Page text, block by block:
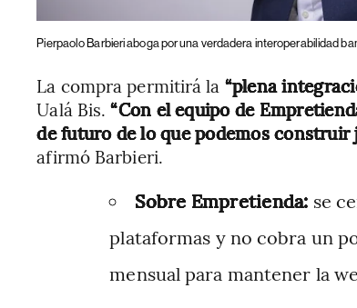
Pierpaolo Barbieri aboga por una verdadera interoperabilidad
La compra permitirá la “plena
Ualá Bis.“Con el equipo de
de futuro de lo que podemos construir
afirmó Barbieri.
Sobre Empretienda: se
plataformas y no cobra un
mensual para mantener la